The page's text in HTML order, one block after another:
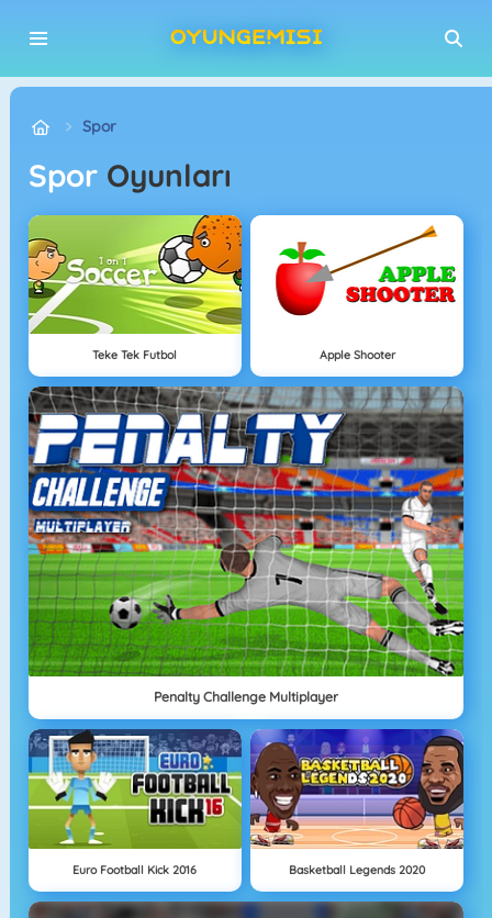
Spor
Spor Oyunları
Teke Tek Futbol Apple Shooter
Penalty Challenge Multiplayer
Euro Football Kick 2016 Basketball Legends 2020